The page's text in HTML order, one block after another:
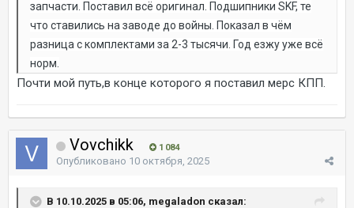
запчасти. Поставил всё оригинал. Подшипники SKF, те
что ставились на заводе до войны. Показал в чём
разница с комплектами за 2-3 тысячи. Год езжу уже всё
норм.
Почти мой путь,в конце которого я поставил мерс КПП.
Vovchikk 1 084
Опубликовано 10 октября, 2025
В 10.10.2025 в 05:06, megaladon сказал: